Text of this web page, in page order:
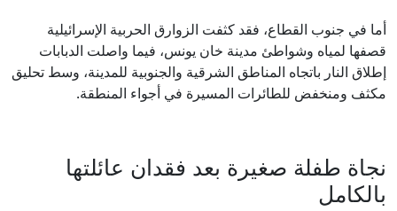
أما في جنوب القطاع، فقد كثفت الزوارق الحربية الإسرائيلية
قصفها لمياه وشواطئ مدينة خان يونس، فيما واصلت الدبابات
إطلاق النار باتجاه المناطق الشرقية والجنوبية للمدينة، وسط تحليق
مكثف ومنخفض للطائرات المسيرة في أجواء المنطقة.
نجاة طفلة صغيرة بعد فقدان عائلتها
بالكامل